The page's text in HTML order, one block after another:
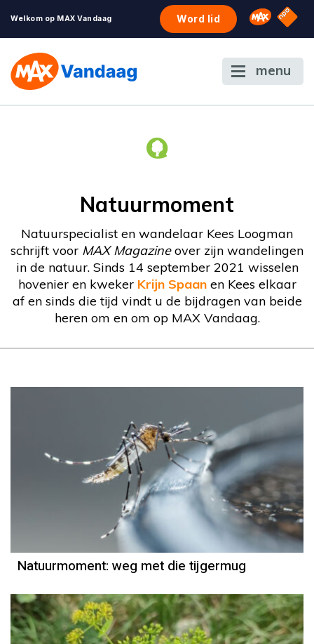
Welkom op MAX Vandaag Word lid Omroep
NPO
menu
Natuurmoment
Natuurspecialist en wandelaar Kees Loogman
schrijft voor MAX Magazineover zijn wandelingen
in de natuur. Sinds 14 september 2021 wisselen
hovenier en kweker Krijn Spaan en Kees elkaar
af en sinds die tijd vindt u de bijdragen van beide
heren om en om op MAX Vandaag.
Natuurmoment
Door Kees Loogman
Natuurmoment: weg met die tijgermug